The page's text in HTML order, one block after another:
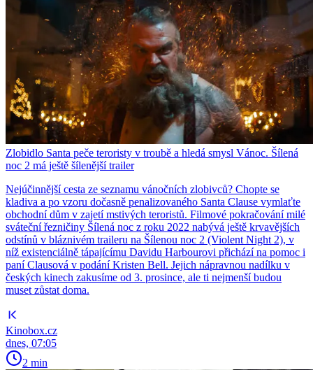
Zlobidlo Santa peče teroristy v troubě a hledá smysl Vánoc. Šílená
noc 2 má ještě šílenější trailer
Nejúčinnější cesta ze seznamu vánočních zlobivců? Chopte se
kladiva a po vzoru dočasně penalizovaného Santa Clause vymlaťte
obchodní dům v zajetí mstivých teroristů. Filmové pokračování milé
sváteční řezničiny Šílená noc z roku 2022 nabývá ještě krvavějších
odstínů v bláznivém traileru na Šílenou noc 2 (Violent Night 2), v
níž existenciálně tápajícímu Davidu Harbourovi přichází na pomoc i
paní Clausová v podání Kristen Bell. Jejich nápravnou nadílku v
českých kinech zakusíme od 3. prosince, ale ti nejmenší budou
muset zůstat doma.
Kinobox.cz
dnes, 07:05
2 min